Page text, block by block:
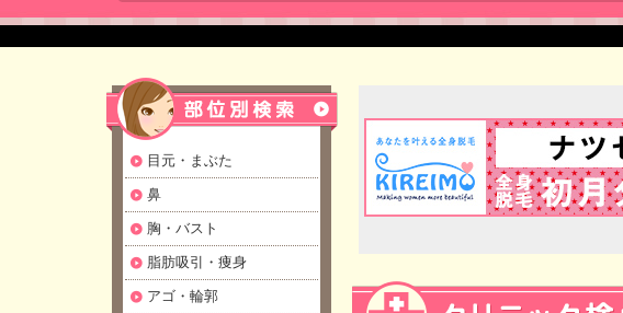
目元・まぶた
鼻
胸・バスト
脂肪吸引・痩身
アゴ・輪郭